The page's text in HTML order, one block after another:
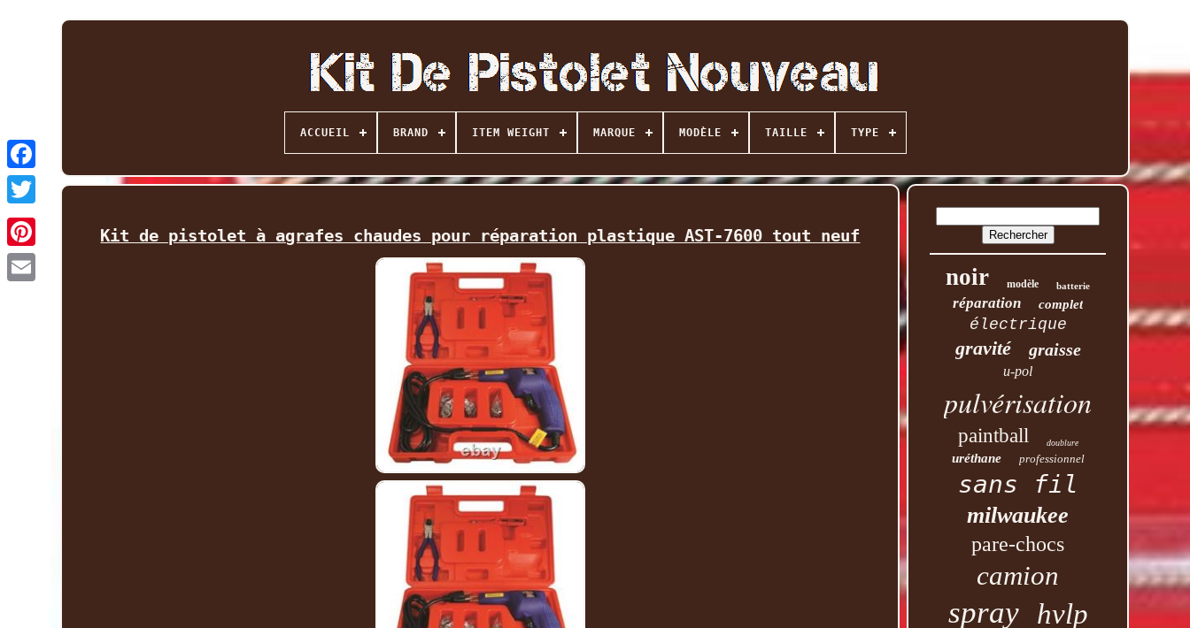
Facebook
Twitter
ACCUEIL BRAND ITEM WEIGHT MARQUE MODÈLE TAILLE TYPE
Kit de pistolet à agrafes chaudes pour réparation plastique AST-7600 tout neuf
noir modèle batterie
réparation complet
électrique
gravité graisse
u-pol
pulvérisation
paintball doublure
uréthane professionnel
sans fil
milwaukee
pare-chocs
camion
spray hvlp